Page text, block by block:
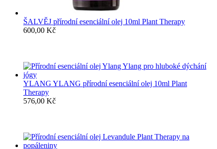
ŠALVĚJ přírodní esenciální olej 10ml Plant Therapy
600,00 Kč
YLANG YLANG přírodní esenciální olej 10ml Plant
Therapy
576,00 Kč